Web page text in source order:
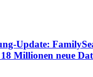
Update:
Millionen neue